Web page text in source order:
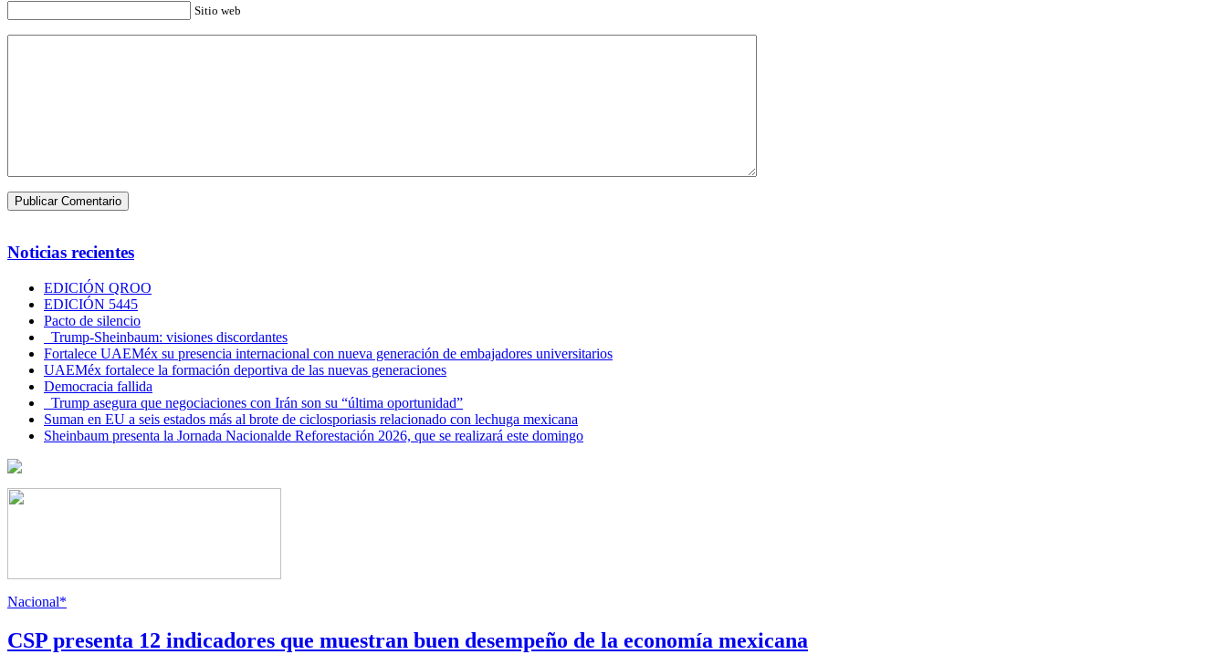
Sitio web
Noticias recientes
EDICIÓN QROO
EDICIÓN 5445
Pacto de silencio
Trump-Sheinbaum: visiones discordantes
Fortalece UAEMéx su presencia internacional con nueva generación de embajadores universitarios
UAEMéx fortalece la formación deportiva de las nuevas generaciones
Democracia fallida
Trump asegura que negociaciones con Irán son su “última oportunidad”
Suman en EU a seis estados más al brote de ciclosporiasis relacionado con lechuga mexicana
Sheinbaum presenta la Jornada Nacionalde Reforestación 2026, que se realizará este domingo
Nacional*
CSP presenta 12 indicadores que muestran buen desempeño de la economía mexicana